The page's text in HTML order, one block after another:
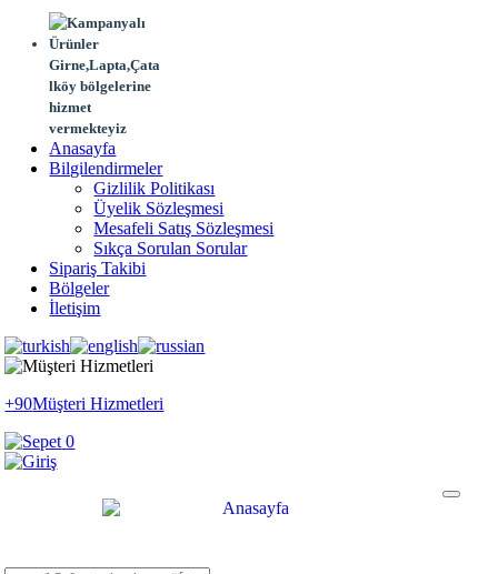
Girne,Lapta,Çata
lköy bölgelerine
hizmet
vermekteyiz
Anasayfa
Bilgilendirmeler
Gizlilik Politikası
Üyelik Sözleşmesi
Mesafeli Satış Sözleşmesi
Sıkça Sorulan Sorular
Sipariş Takibi
Bölgeler
İletişim
+90Müşteri Hizmetleri
0